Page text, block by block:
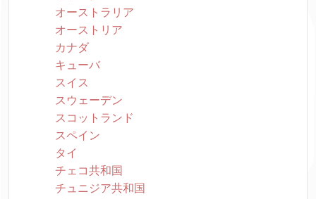
オーストラリア
オーストリア
カナダ
キューバ
スイス
スウェーデン
スコットランド
スペイン
タイ
チェコ共和国
チュニジア共和国